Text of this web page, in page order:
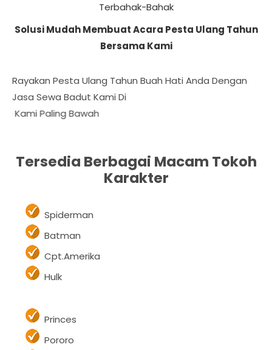
Terbahak-Bahak
Solusi Mudah Membuat Acara Pesta Ulang Tahun
Bersama Kami
Rayakan Pesta Ulang Tahun Buah Hati Anda Dengan
Jasa Sewa Badut Kami Di Deltamas Cikara
Tersedia Berbagai Macam Tokoh
Karakter
Spiderman
Batman
Cpt.Amerika
Hulk
Princes
Pororo